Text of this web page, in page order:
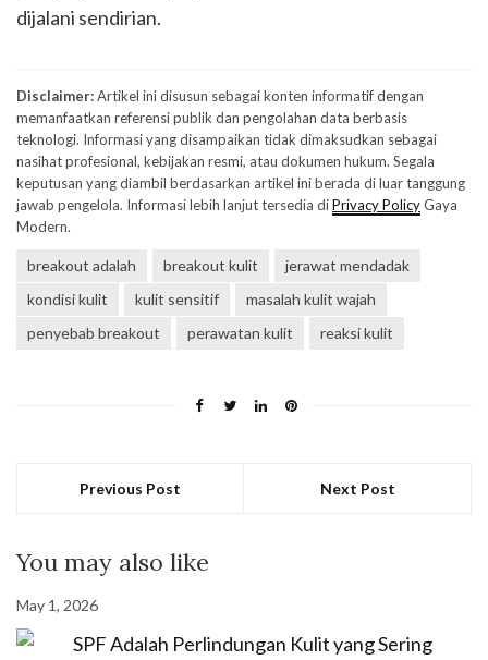
dijalani sendirian.
Disclaimer:Artikel ini disusun sebagai konten informatif dengan
memanfaatkan referensi publik dan pengolahan data berbasis
teknologi. Informasi yang disampaikan tidak dimaksudkan sebagai
nasihat profesional, kebijakan resmi, atau dokumen hukum. Segala
keputusan yang diambil berdasarkan artikel ini berada di luar tanggung
jawab pengelola. Informasi lebih lanjut tersedia diPrivacy PolicyGaya
Modern.
breakout adalah breakout kulit
jerawat mendadak
kondisi kulit
kulit sensitif
masalah kulit wajah
penyebab breakout
perawatan kulit reaksi kulit
Previous Post Next Post
You may also like
May 1, 2026